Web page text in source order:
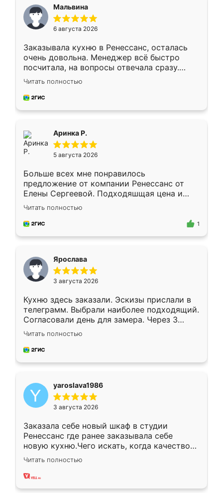
Мальвина
6 августа 2026
Заказывала кухню в Ренессанс, осталась
очень довольна. Менеджер всё быстро
посчитала, на вопросы отвечала сразу.
Замерщик приехал в субботу, подошёл к
делу со всей ответственностью. Собрали
за день, ребята работали аккуратно, даже
Читать полностью
Аринка Р.
5 августа 2026
Больше всех мне понравилось
предложение от компании Ренессанс от
Елены Сергеевой. Подходяшщая цена и
короткие сроки изготовления. Приехавший
для замера сотрудник Владислав
предложил по моему эскизу самый
Читать полностью
1
Ярослава
3 августа 2026
Кухню здесь заказали. Эскизы прислали в
телеграмм. Выбрали наиболее подходящий.
Согласовали день для замера. Через 3
недели кухня была уже готова. Остались
довольны работой. Спасибо Ренессанс
мебель за качественную работу!
Читать полностью
yaroslava1986
3 августа 2026
Заказала себе новый шкаф в студии
Ренессанс где ранее заказывала себе
новую кухню.Чего искать, когда качеством
вполне довольна. Служит кухня уже почти
два года, нареканий нет.
Читать полностью